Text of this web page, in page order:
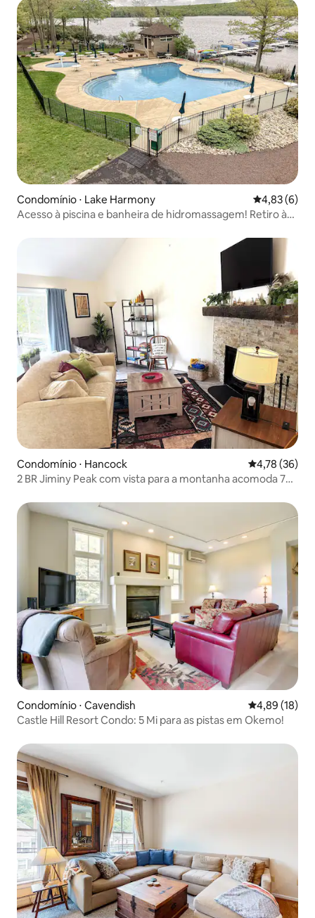
Condomínio ⋅ Lake Harmony 4,83 de uma
4,83 (6)
Acesso à piscina e banheira de hidromassagem! Retiro à
Condomínio ⋅ Hancock 4,78 de uma
4,78 (36)
2 BR Jiminy Peak com vista para a montanha acomoda 7
Condomínio ⋅ Cavendish 4,89 de uma
4,89 (18)
Castle Hill Resort Condo: 5 Mi para as pistas em Okemo!